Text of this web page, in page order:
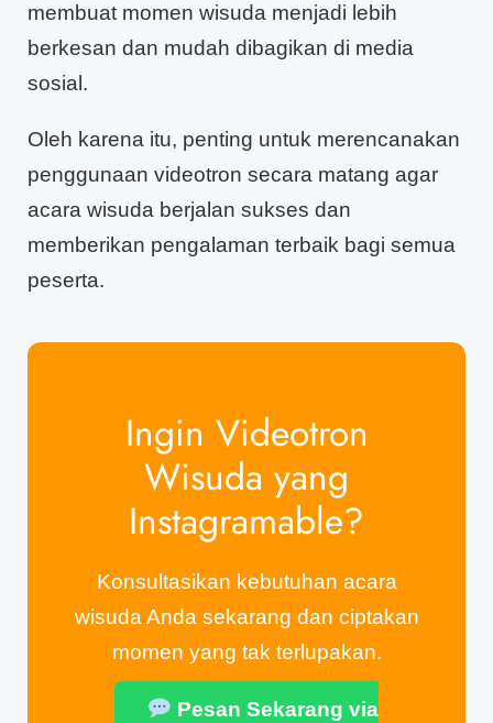
membuat momen wisuda menjadi lebih
berkesan dan mudah dibagikan di media
sosial.
Oleh karena itu, penting untuk merencanakan
penggunaan videotron secara matang agar
acara wisuda berjalan sukses dan
memberikan pengalaman terbaik bagi semua
peserta.
Ingin Videotron
Wisuda yang
Instagramable?
Konsultasikan kebutuhan acara
wisuda Anda sekarang dan ciptakan
momen yang tak terlupakan.
Pesan Sekarang via